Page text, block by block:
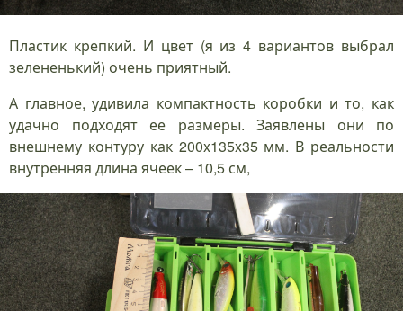
Пластик крепкий. И цвет (я из 4 вариантов выбрал
зелененький) очень приятный.
А главное, удивила компактность коробки и то, как
удачно подходят ее размеры. Заявлены они по
внешнему контуру как 200x135x35 мм. В реальности
внутренняя длина ячеек – 10,5 см,